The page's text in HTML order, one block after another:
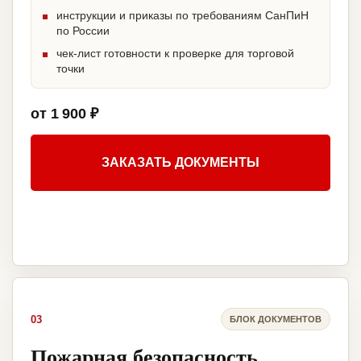
инструкции и приказы по требованиям СанПиН
по России
чек-лист готовности к проверке для торговой
точки
от 1 900 ₽
ЗАКАЗАТЬ ДОКУМЕНТЫ
03 БЛОК ДОКУМЕНТОВ